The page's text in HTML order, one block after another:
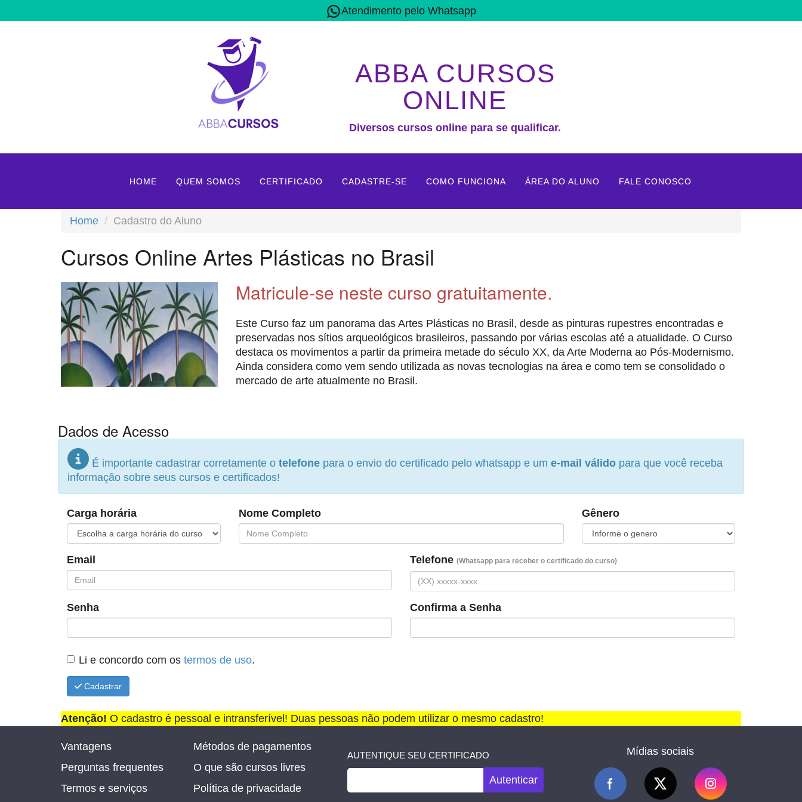
Atendimento pelo Whatsapp
ABBA CURSOS
ONLINE
Diversos cursos online para se qualificar.
HOME QUEM SOMOS CERTIFICADO CADASTRE-SE COMO FUNCIONA ÁREA DO ALUNO FALE CONOSCO
Home Cadastro do Aluno
Cursos Online Artes Plásticas no Brasil
Matricule-se neste curso gratuitamente.
Este Curso faz um panorama das Artes Plásticas no Brasil, desde as pinturas rupestres encontradas e
preservadas nos sítios arqueológicos brasileiros, passando por várias escolas até a atualidade. O Curso
destaca os movimentos a partir da primeira metade do século XX, da Arte Moderna ao Pós-Modernismo.
Ainda considera como vem sendo utilizada as novas tecnologias na área e como tem se consolidado o
mercado de arte atualmente no Brasil.
Dados de Acesso
É importante cadastrar corretamente o telefone para o envio do certificado pelo whatsapp e um e-mail válido para que você receba
informação sobre seus cursos e certificados!
Carga horária Nome Completo Gênero
Email Telefone (Whatsapp para receber o certificado do curso)
Senha Confirma a Senha
Li e concordo com os termos de uso.
Cadastrar
Atenção! O cadastro é pessoal e intransferível! Duas pessoas não podem utilizar o mesmo cadastro!
Vantagens
Perguntas frequentes
Termos e serviços
Métodos de pagamentos
O que são cursos livres
Política de privacidade
AUTENTIQUE SEU CERTIFICADO
Autenticar
Mídias sociais